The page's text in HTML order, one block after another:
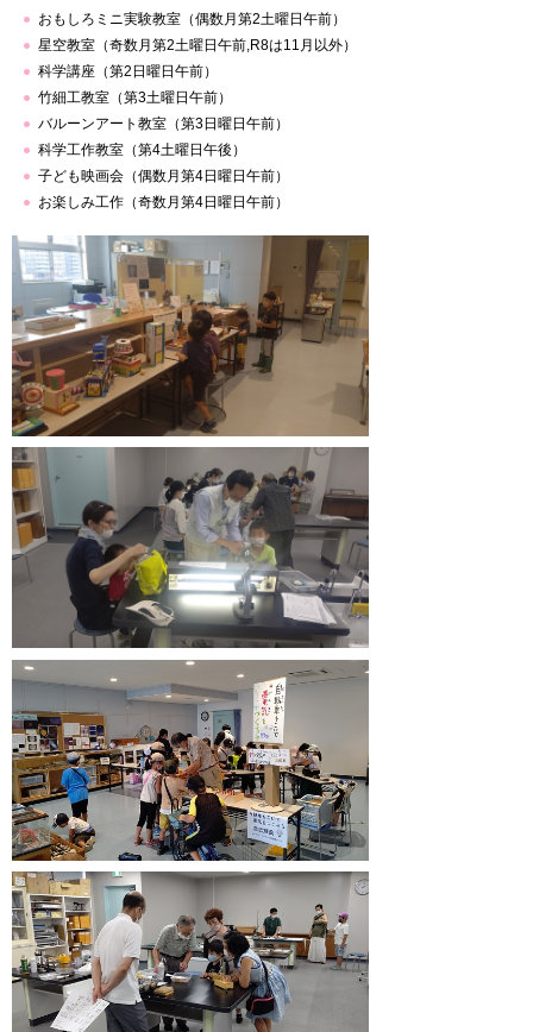
おもしろミニ実験教室（偶数月第2土曜日午前）
星空教室（奇数月第2土曜日午前,R8は11月以外）
科学講座（第2日曜日午前）
竹細工教室（第3土曜日午前）
バルーンアート教室（第3日曜日午前）
科学工作教室（第4土曜日午後）
子ども映画会（偶数月第4日曜日午前）
お楽しみ工作（奇数月第4日曜日午前）